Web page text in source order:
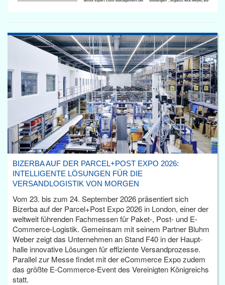
BIZERBA AUF DER PARCEL+POST EXPO 2026:
INTELLIGENTE LÖSUNGEN FÜR DIE
VERSANDLOGISTIK VON MORGEN
Vom 23. bis zum 24. September 2026 präsentiert sich
Bizerba auf der Parcel+Post Expo 2026 in London, einer der
weltweit führenden Fachmessen für Paket-, Post- und E-
Commerce-Logistik. Gemeinsam mit seinem Partner Bluhm
Weber zeigt das Unternehmen an Stand F40 in der Haupt­
halle innovative Lösungen für effiziente Versandprozesse.
Parallel zur Messe findet mit der eCommerce Expo zudem
das größte E-Commerce-Event des Vereinigten Königreichs
statt.